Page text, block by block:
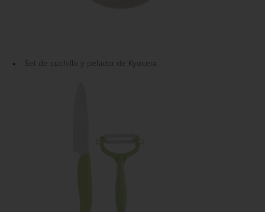
Set de cuchillo y pelador de Kyocera